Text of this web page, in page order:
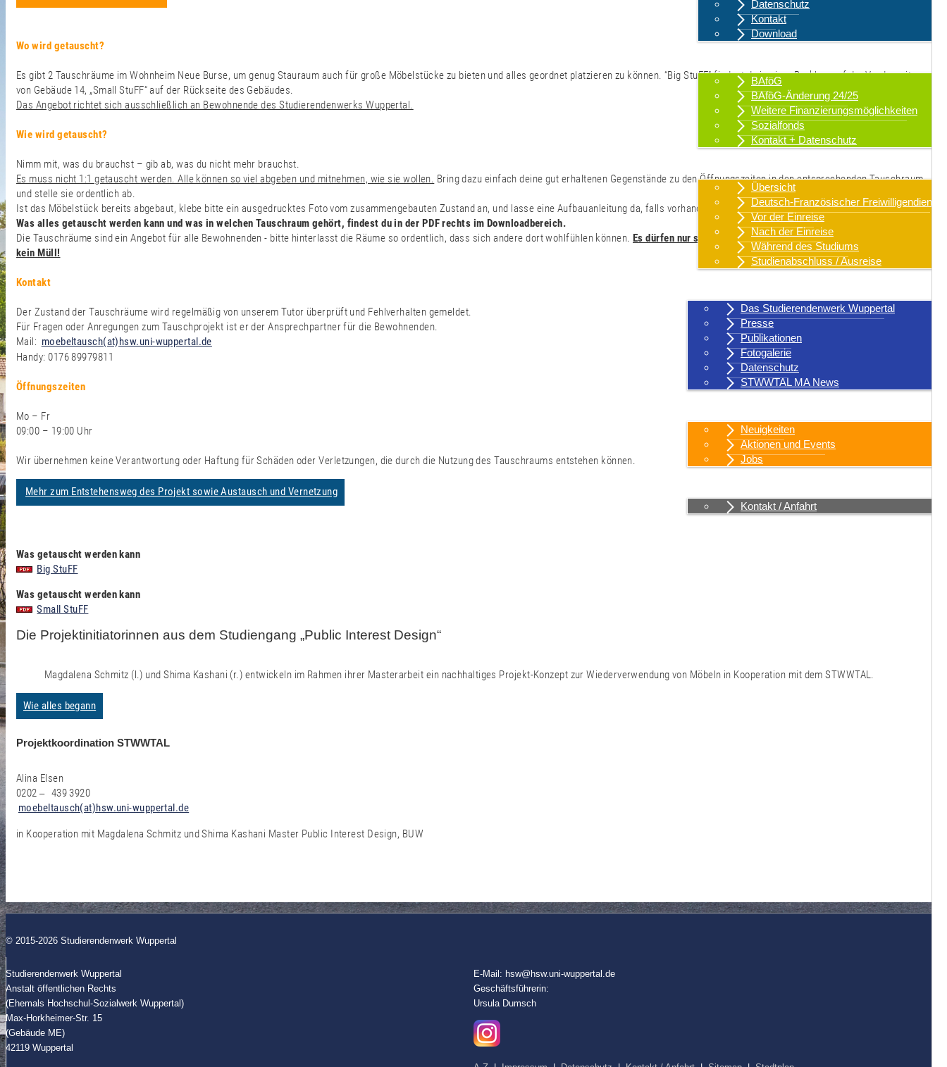
Datenschutz
Kontakt
Download
BAföG
BAföG-Änderung 24/25
Weitere Finanzierungsmöglichkeiten
Sozialfonds
Kontakt + Datenschutz
Übersicht
Deutsch-Französischer Freiwilligendienst
Vor der Einreise
Nach der Einreise
Während des Studiums
Studienabschluss / Ausreise
Das Studierendenwerk Wuppertal
Presse
Publikationen
Fotogalerie
Datenschutz
STWWTAL MA News
Neuigkeiten
Aktionen und Events
Jobs
Kontakt / Anfahrt
Wo wird getauscht?
Es gibt 2 Tauschräume im Wohnheim Neue Burse, um genug Stauraum auch für große Möbelstücke zu bieten und alles geordnet platzieren zu können. “Big StuFF” findest du in einer Parkbox auf der Vorderseite
von Gebäude 14, „Small StuFF“ auf der Rückseite des Gebäudes.
Das Angebot richtet sich ausschließlich an Bewohnende des Studierendenwerks Wuppertal.
Wie wird getauscht?
Nimm mit, was du brauchst – gib ab, was du nicht mehr brauchst.
Es muss nicht 1:1 getauscht werden. Alle können so viel abgeben und mitnehmen, wie sie wollen. Bring dazu einfach deine gut erhaltenen Gegenstände zu den Öffnungszeiten in den entsprechenden Tauschraum
und stelle sie ordentlich ab.
Ist das Möbelstück bereits abgebaut, klebe bitte ein ausgedrucktes Foto vom zusammengebauten Zustand an, und lasse eine Aufbauanleitung da, falls vorhanden.
Was alles getauscht werden kann und was in welchen Tauschraum gehört, findest du in der PDF rechts im Downloadbereich.
Die Tauschräume sind ein Angebot für alle Bewohnenden - bitte hinterlasst die Räume so ordentlich, dass sich andere dort wohlfühlen können.Es dürfen nur saubere, funktionierende Dinge abgegeben werden -
kein Müll!
Kontakt
Der Zustand der Tauschräume wird regelmäßig von unserem Tutor überprüft und Fehlverhalten gemeldet.
Für Fragen oder Anregungen zum Tauschprojekt ist er der Ansprechpartner für die Bewohnenden.
Mail: moebeltausch(at)hsw.uni-wuppertal.de
Handy: 0176 89979811
Öffnungszeiten
Mo – Fr
09:00 – 19:00 Uhr
Wir übernehmen keine Verantwortung oder Haftung für Schäden oder Verletzungen, die durch die Nutzung des Tauschraums entstehen können.
Mehr zum Entstehensweg des Projekt sowie Austausch und Vernetzung
Was getauscht werden kann
Big StuFF
Was getauscht werden kann
Small StuFF
Die Projektinitiatorinnen aus dem Studiengang „Public Interest Design“
Magdalena Schmitz (l.) und Shima Kashani (r.) entwickeln im Rahmen ihrer Masterarbeit ein nachhaltiges Projekt-Konzept zur Wiederverwendung von Möbeln in Kooperation mit dem STWWTAL.
Wie alles begann
Projektkoordination STWWTAL
Alina Elsen
0202– 439 3920
moebeltausch(at)hsw.uni-wuppertal.de
in Kooperation mit Magdalena Schmitz und Shima Kashani Master Public Interest Design, BUW
© 2015-2026 Studierendenwerk Wuppertal
Studierendenwerk Wuppertal
Anstalt öffentlichen Rechts
(Ehemals Hochschul-Sozialwerk Wuppertal)
Max-Horkheimer-Str. 15
(Gebäude ME)
42119 Wuppertal
E-Mail: hsw@hsw.uni-wuppertal.de
Geschäftsführerin:
Ursula Dumsch